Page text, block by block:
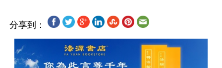
分享到：